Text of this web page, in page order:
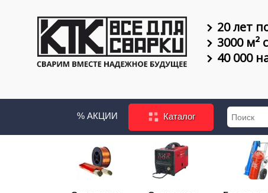
20 лет
3000 м²
40 000
% АКЦИИ Каталог